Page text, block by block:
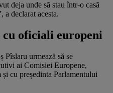
deja unde să stau într-o casă
a declarat acesta.
oficiali europeni
Pîslaru urmează să se
ai Comisiei Europene,
cu președinta Parlamentului